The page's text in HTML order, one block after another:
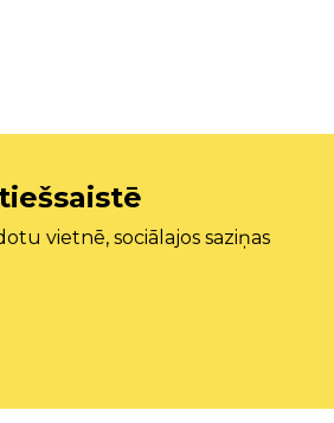
vietnē, sociālajos saziņas